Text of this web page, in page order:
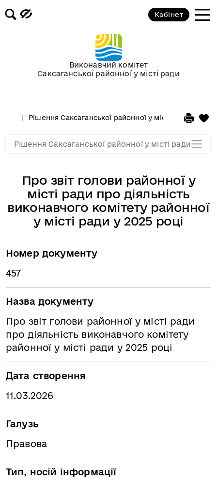
Виконавчий комітет
Саксаганської районної у місті ради
Кабінет
Рішення Саксаганської районної у місті ради
Про звіт голови районної у
місті ради про діяльність
виконавчого комітету районної
у місті ради у 2025 році
Номер документу
457
Назва документу
Про звіт голови районної у місті ради
про діяльність виконавчого комітету
районної у місті ради у 2025 році
Дата створення
11.03.2026
Галузь
Правова
Тип, носій інформації
Рішення Саксаганської районної у місті ради
Сесії у 2012 році